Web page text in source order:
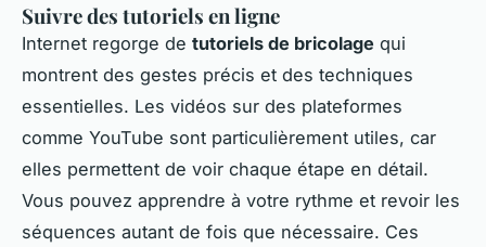
Suivre des tutoriels en ligne
Internet regorge de tutoriels de bricolage qui
montrent des gestes précis et des techniques
essentielles. Les vidéos sur des plateformes
comme YouTube sont particulièrement utiles, car
elles permettent de voir chaque étape en détail.
Vous pouvez apprendre à votre rythme et revoir les
séquences autant de fois que nécessaire. Ces